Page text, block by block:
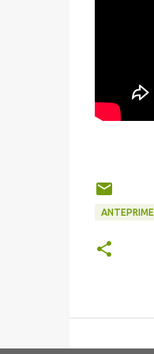
ANTEPRIME